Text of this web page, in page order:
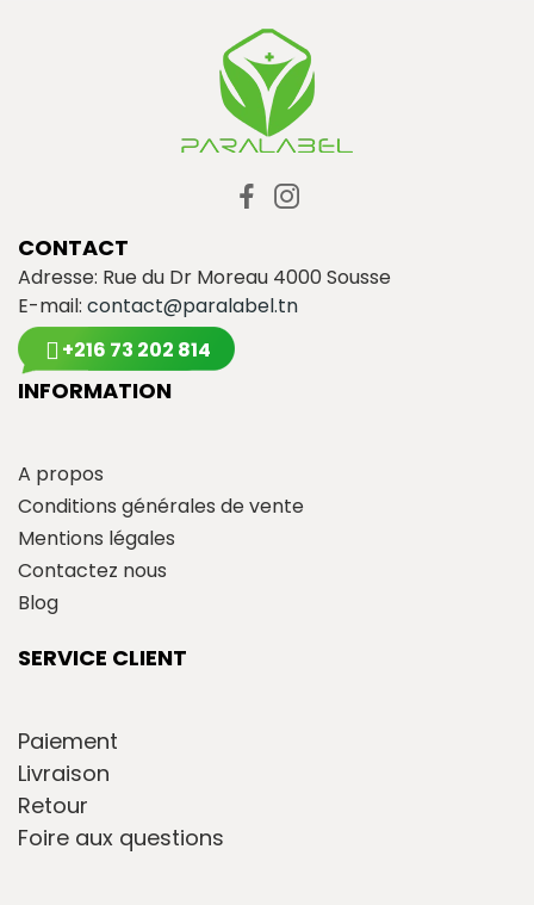
CONTACT
Adresse: Rue du Dr Moreau 4000 Sousse
E-mail: contact@paralabel.tn
+216 73 202 814
INFORMATION
A propos
Conditions générales de vente
Mentions légales
Contactez nous
Blog
SERVICE CLIENT
Paiement
Livraison
Retour
Foire aux questions